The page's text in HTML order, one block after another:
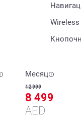
Wireless
Месяц
12 999
8 499
AED